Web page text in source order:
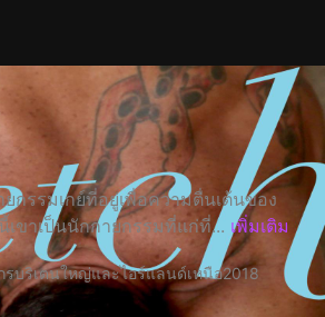
ยกรรมเกย์ที่อยู่เพื่อความตื่นเต้นของ
ขาเป็นนักกายกรรมที่แก่ที่... เพิ่มเติม
บริเตนใหญ่และไอร์แลนด์เหนือ2018